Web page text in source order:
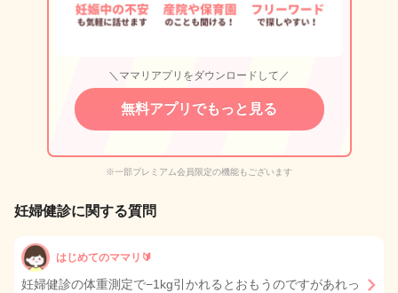
＼ママリアプリをダウンロードして／
無料アプリでもっと見る
※一部プレミアム会員限定の機能もございます
妊婦健診に関する質問
はじめてのママリ🔰
妊婦健診の体重測定で−1kg引かれるとおもうのですがあれっ